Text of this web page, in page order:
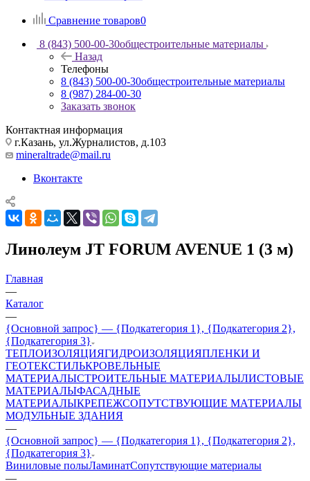
Сравнение товаров0
8 (843) 500-00-30общестроительные материалы
Назад
Телефоны
8 (843) 500-00-30общестроительные материалы
8 (987) 284-00-30
Заказать звонок
Контактная информация
г.Казань, ул.Журналистов, д.103
mineraltrade@mail.ru
Вконтакте
Линолеум JT FORUM AVENUE 1 (3 м)
Главная
—
Каталог
—
{Основной запрос} — {Подкатегория 1}, {Подкатегория 2},
{Подкатегория 3}
ТЕПЛОИЗОЛЯЦИЯГИДРОИЗОЛЯЦИЯПЛЕНКИ И
ГЕОТЕКСТИЛЬКРОВЕЛЬНЫЕ
МАТЕРИАЛЫСТРОИТЕЛЬНЫЕ МАТЕРИАЛЫЛИСТОВЫЕ
МАТЕРИАЛЫФАСАДНЫЕ
МАТЕРИАЛЫКРЕПЕЖСОПУТСТВУЮЩИЕ МАТЕРИАЛЫ
МОДУЛЬНЫЕ ЗДАНИЯ
—
{Основной запрос} — {Подкатегория 1}, {Подкатегория 2},
{Подкатегория 3}
Виниловые полыЛаминатСопутствующие материалы
—